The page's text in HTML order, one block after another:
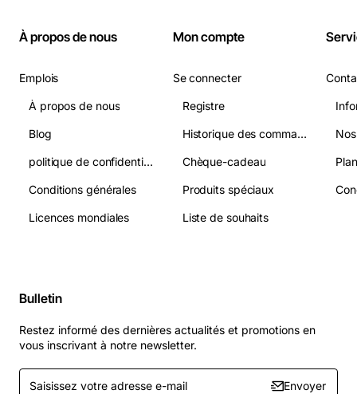
À propos de nous
Emplois
À propos de nous
Blog
politique de confidentialité
Conditions générales
Licences mondiales
Mon compte
Se connecter
Registre
Historique des commandes
Chèque-cadeau
Produits spéciaux
Liste de souhaits
Bulletin
Restez informé des dernières actualités et promotions en
vous inscrivant à notre newsletter.
Saisissez
votre
Envoyer